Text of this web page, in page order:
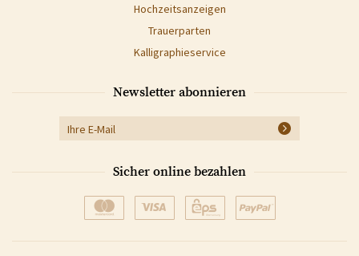
Hochzeitsanzeigen
Trauerparten
Kalligraphieservice
Newsletter abonnieren
Sicher online bezahlen